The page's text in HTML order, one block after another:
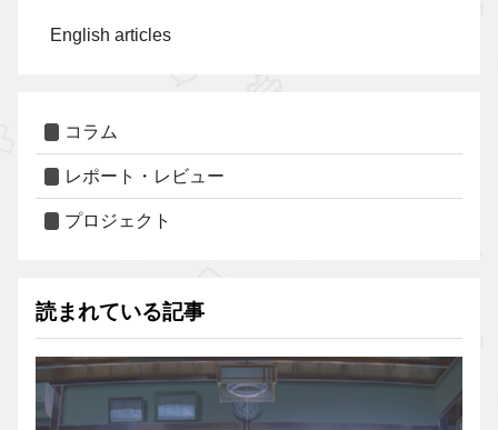
English articles
コラム
レポート・レビュー
プロジェクト
読まれている記事